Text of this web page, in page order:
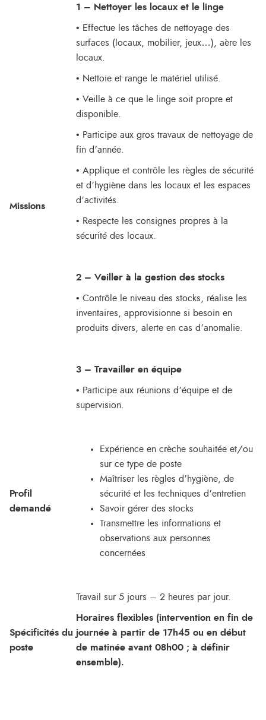
Missions
1 – Nettoyer les locaux et le linge
• Effectue les tâches de nettoyage des
surfaces (locaux, mobilier, jeux…), aère les
locaux.
• Nettoie et range le matériel utilisé.
• Veille à ce que le linge soit propre et
disponible.
• Participe aux gros travaux de nettoyage de
fin d’année.
• Applique et contrôle les règles de sécurité
et d’hygiène dans les locaux et les espaces
d’activités.
• Respecte les consignes propres à la
sécurité des locaux.
2 – Veiller à la gestion des stocks
• Contrôle le niveau des stocks, réalise les
inventaires, approvisionne si besoin en
produits divers, alerte en cas d’anomalie.
3 – Travailler en équipe
• Participe aux réunions d’équipe et de
supervision.
Profil
demandé
Expérience en crèche souhaitée et/ou
sur ce type de poste
Maîtriser les règles d’hygiène, de
sécurité et les techniques d’entretien
Savoir gérer des stocks
Transmettre les informations et
observations aux personnes
concernées
Spécificités du
poste
Travail sur 5 jours – 2 heures par jour.
Horaires flexibles (intervention en fin de
journée à partir de 17h45 ou en début
de matinée avant 08h00 ; à définir
ensemble).